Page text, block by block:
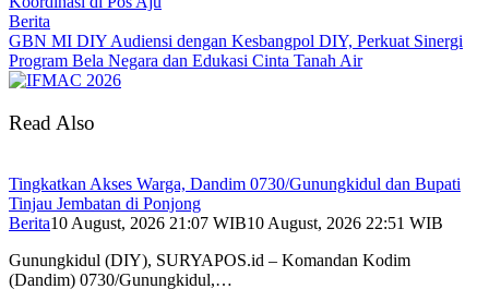
Berita
GBN MI DIY Audiensi dengan Kesbangpol DIY, Perkuat Sinergi
Program Bela Negara dan Edukasi Cinta Tanah Air
Read Also
Tingkatkan Akses Warga, Dandim 0730/Gunungkidul dan Bupati
Tinjau Jembatan di Ponjong
Berita10 August, 2026 21:07 WIB10 August, 2026 22:51 WIB
Gunungkidul (DIY), SURYAPOS.id – Komandan Kodim
(Dandim) 0730/Gunungkidul,…